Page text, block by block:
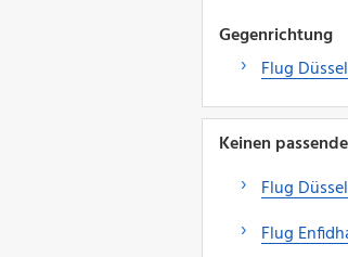
Gegenrichtung
Flug
Keinen
Flug
Flug